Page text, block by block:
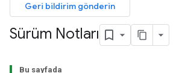
Geri bildirim gönderin
Sürüm Notları
Bu sayfada